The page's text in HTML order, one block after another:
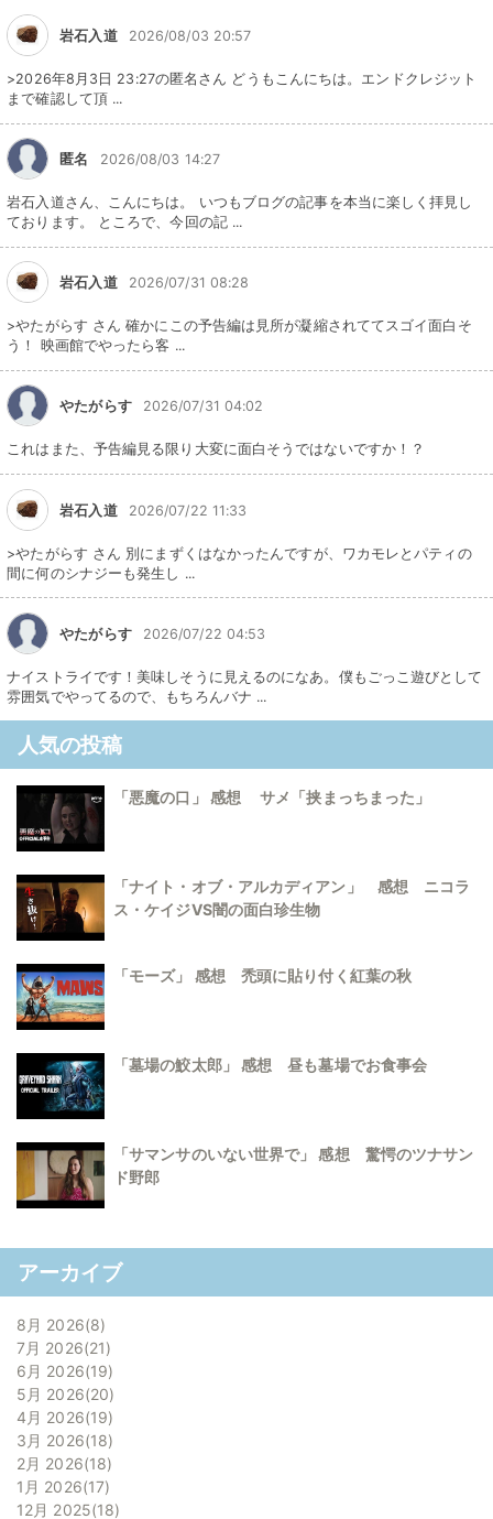
岩石入道 2026/08/03 20:57
>2026年8月3日 23:27の匿名さん どうもこんにちは。エンドクレジット
まで確認して頂 ...
匿名 2026/08/03 14:27
岩石入道さん、こんにちは。 いつもブログの記事を本当に楽しく拝見し
ております。 ところで、今回の記 ...
岩石入道 2026/07/31 08:28
>やたがらす さん 確かにこの予告編は見所が凝縮されててスゴイ面白そ
う！ 映画館でやったら客 ...
やたがらす 2026/07/31 04:02
これはまた、予告編見る限り大変に面白そうではないですか！？
岩石入道 2026/07/22 11:33
>やたがらす さん 別にまずくはなかったんですが、ワカモレとパティの
間に何のシナジーも発生し ...
やたがらす 2026/07/22 04:53
ナイストライです！美味しそうに見えるのになあ。僕もごっこ遊びとして
雰囲気でやってるので、もちろんバナ ...
人気の投稿
「悪魔の口」 感想 サメ「挟まっちまった」
「ナイト・オブ・アルカディアン」 感想 ニコラ
ス・ケイジVS闇の面白珍生物
「モーズ」 感想 禿頭に貼り付く紅葉の秋
「墓場の鮫太郎」 感想 昼も墓場でお食事会
「サマンサのいない世界で」 感想 驚愕のツナサン
ド野郎
アーカイブ
8月 2026 8
7月 2026 21
6月 2026 19
5月 2026 20
4月 2026 19
3月 2026 18
2月 2026 18
1月 2026 17
12月 2025 18